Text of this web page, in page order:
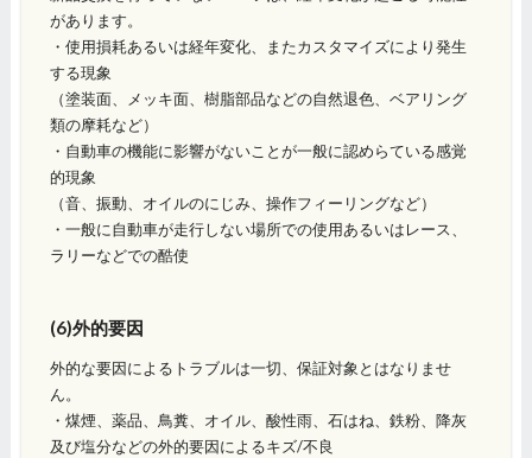
があります。
・使用損耗あるいは経年変化、またカスタマイズにより発生
する現象
（塗装面、メッキ面、樹脂部品などの自然退色、ベアリング
類の摩耗など）
・自動車の機能に影響がないことが一般に認めらている感覚
的現象
（音、振動、オイルのにじみ、操作フィーリングなど）
・一般に自動車が走行しない場所での使用あるいはレース、
ラリーなどでの酷使
(6)外的要因
外的な要因によるトラブルは一切、保証対象とはなりませ
ん。
・煤煙、薬品、鳥糞、オイル、酸性雨、石はね、鉄粉、降灰
及び塩分などの外的要因によるキズ/不良